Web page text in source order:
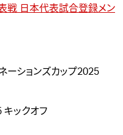
戦 日本代表試合登録メン
ネーションズカップ2025
キックオフ